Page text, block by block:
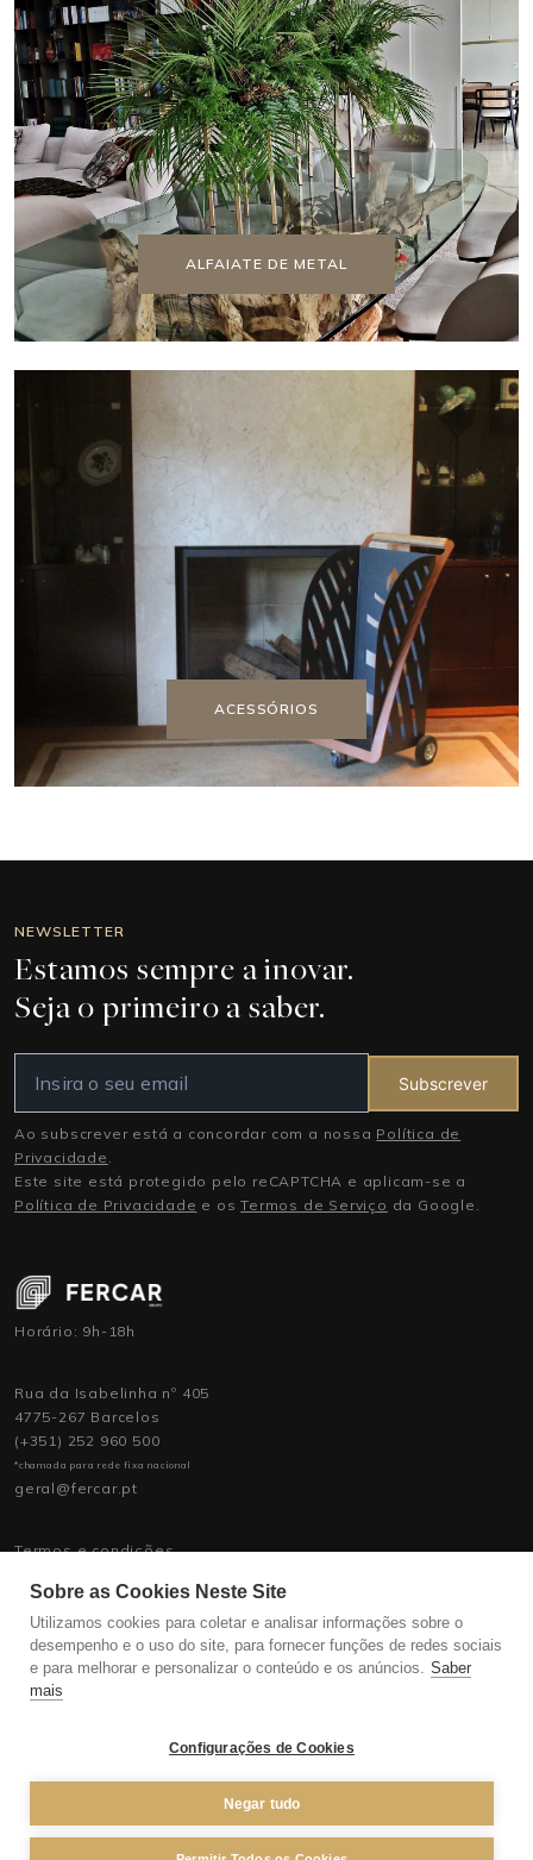
ALFAIATE DE METAL
ACESSÓRIOS
NEWSLETTER
Estamos sempre a inovar.
Seja o primeiro a saber.
Subscrever
Ao subscrever está a concordar com a nossa Política de
Privacidade .
Este site está protegido pelo reCAPTCHA e aplicam-se a
Política de Privacidade e osTermos de Serviço da Google.
Horário: 9h-18h
Rua da Isabelinha nº 405
4775-267 Barcelos
(+351) 252 960 500
*chamada para rede fixa nacional
geral@fercar.pt
Termos e condições
Política de Assistência
Recrutamento
Sobre as Cookies Neste Site
Utilizamos cookies para coletar e analisar informações sobre o
desempenho e o uso do site, para fornecer funções de redes sociais
e para melhorar e personalizar o conteúdo e os anúncios. Saber
mais
Configurações de Cookies
Negar tudo